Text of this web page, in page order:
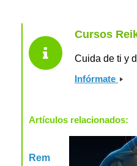
Cursos
Cuida de ti y
Infórmate
Artículos relacionados:
Rem